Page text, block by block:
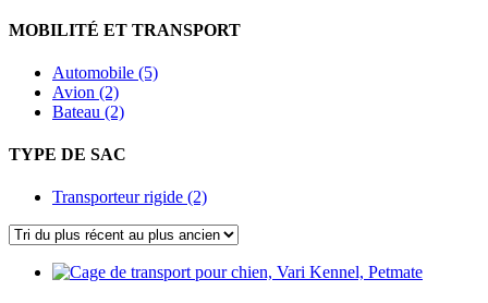
MOBILITÉ ET TRANSPORT
Automobile (5)
Avion (2)
Bateau (2)
TYPE DE SAC
Transporteur rigide (2)